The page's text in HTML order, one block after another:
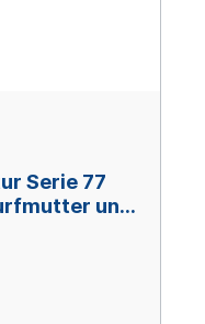
Serie 77
und